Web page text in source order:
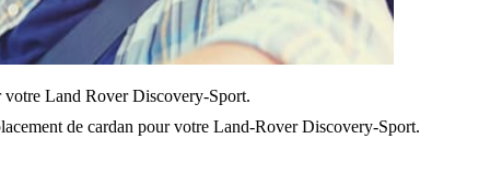
votre Land Rover Discovery-Sport.
de cardan pour votre Land-Rover Discovery-Sport.